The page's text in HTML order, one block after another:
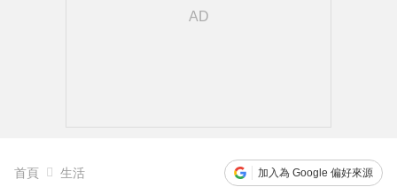
首頁 生活 加入為 Google 偏好來源